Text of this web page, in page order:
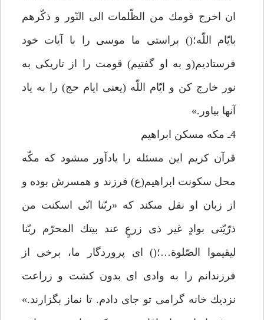
ان اخرج قومك من الظّلمات الى النّور و ذكّرهم
بايّام اللّه؛() براستى ما موسى را با آيات خود
فرستاديم(و به او گفتيم) قومت را از تاريكى به
نور خارج كن و ايّام اللّه (يعنى ايام حج) را به ياد
آنها بياور.»
4ـ مكه مسكن ابراهيم
قرآن كريم اين مسئله را يادآور مىشود كه مكّه
محل سكونت ابراهيم(ع) فرزند و همسرش بوده و
از زبان او نقل مىكند كه «ربّنا انّى اسكنت من
ذرّيّتى بوادٍ غير ذى زرعٍ عند بيتك المحرّم ربّنا
ليقيموا الصّلوة…؛() اى پروردگار ما، برخى از
فرزندانم را به وادى اى بدون كشت و زراعت
نزديك خانه گرامى تو جاى دادم. تا نماز بگزارند.»